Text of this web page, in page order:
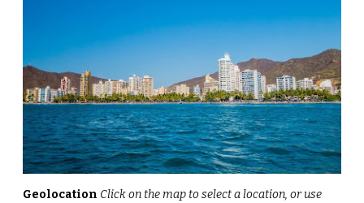
Geolocation Click on the map to select a location, or use